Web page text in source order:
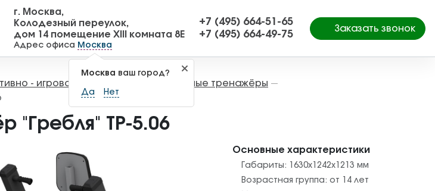
г. Москва,
Колодезный переулок,
дом 14 помещение XIII комната 8Е
Адрес офиса Москва
Москва ваш город?
Да Нет
+7 (495) 664-51-65
+7 (495) 664-49-75
Заказать звонок
- игровое оборудование Уличные тренажёры —
"Гребля" ТР-5.06
Основные характеристики
Габариты: 1630x1242x1213 мм
Возрастная группа: от 14 лет